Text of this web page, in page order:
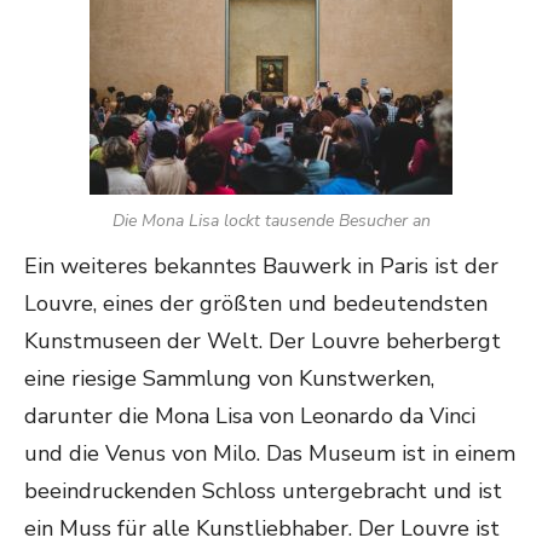
Die Mona Lisa lockt tausende Besucher an
Ein weiteres bekanntes Bauwerk in Paris ist der
Louvre, eines der größten und bedeutendsten
Kunstmuseen der Welt. Der Louvre beherbergt
eine riesige Sammlung von Kunstwerken,
darunter die Mona Lisa von Leonardo da Vinci
und die Venus von Milo. Das Museum ist in einem
beeindruckenden Schloss untergebracht und ist
ein Muss für alle Kunstliebhaber. Der Louvre ist